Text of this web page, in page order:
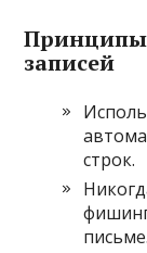
Принципы
записей
строк.
письме.